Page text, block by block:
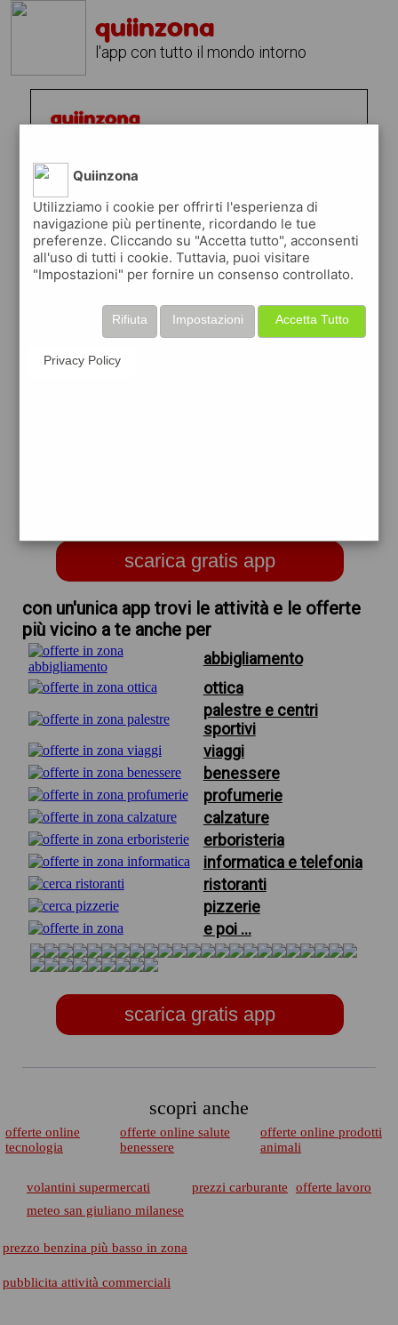
quiinzona
l'app con tutto il mondo intorno
scarica gratis app
con un'unica app trovi le attività e le offerte
più vicino a te anche per
abbigliamento
ottica
palestre e centri
sportivi
viaggi
benessere
profumerie
calzature
erboristeria
informatica e telefonia
ristoranti
pizzerie
e poi ...
scarica gratis app
scopri anche
offerte online
tecnologia
offerte online salute
benessere
offerte online prodotti
animali
volantini supermercati prezzi carburante
offerte lavoro
meteo san giuliano milanese
prezzo benzina più basso in zona
pubblicita attività commerciali
Quiinzona
Utilizziamo i cookie per offrirti l'esperienza di
navigazione più pertinente, ricordando le tue
preferenze. Cliccando su "Accetta tutto", acconsenti
all'uso di tutti i cookie. Tuttavia, puoi visitare
"Impostazioni" per fornire un consenso controllato.
Accetta Tutto
Impostazioni
Rifiuta
Privacy Policy